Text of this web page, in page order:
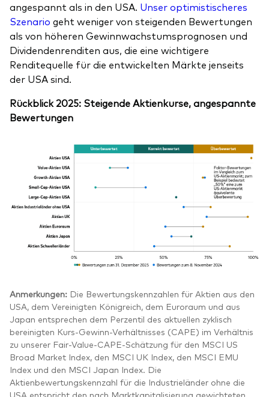
angespannt als in den USA. Unser optimistischeres
Szenario geht weniger von steigenden Bewertungen
als von höheren Gewinnwachstumsprognosen und
Dividendenrenditen aus, die eine wichtigere
Renditequelle für die entwickelten Märkte jenseits
der USA sind.
Rückblick 2025: Steigende Aktienkurse, angespannte
Bewertungen
Anmerkungen: Die Bewertungskennzahlen für Aktien aus den
USA, dem Vereinigten Königreich, dem Euroraum und aus
Japan entsprechen dem Perzentil des aktuellen zyklisch
bereinigten Kurs-Gewinn-Verhältnisses (CAPE) im Verhältnis
zu unserer Fair-Value-CAPE-Schätzung für den MSCI US
Broad Market Index, den MSCI UK Index, den MSCI EMU
Index und den MSCI Japan Index. Die
Aktienbewertungskennzahl für die Industrieländer ohne die
USA entspricht den nach Marktkapitalisierung gewichteten